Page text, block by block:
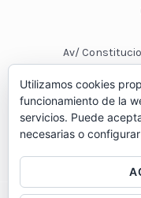
Av/
Utilizamos cookies
funcionamiento de la
servicios. Puede
necesarias o